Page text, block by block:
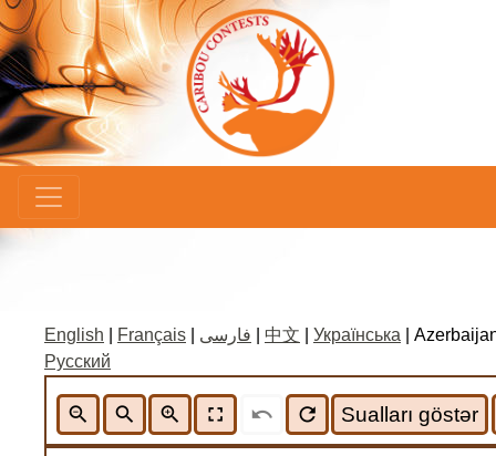
English Français فارسی 中文 Українська |
Русский
zoom_out search zoom_in fullscreen undo refresh Sualları göstər